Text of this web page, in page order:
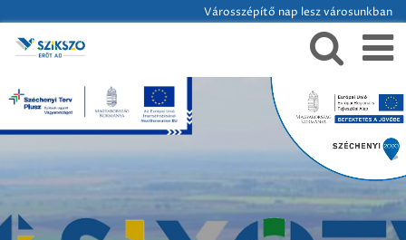
Városszépítő nap lesz városunkban